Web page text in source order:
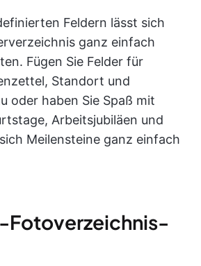
Feldern lässt sich
ganz einfach
Fügen Sie Felder für
Standort und
oder haben Sie Spaß mit
Arbeitsjubiläen und
Meilensteine ganz einfach
Fotoverzeichnis-